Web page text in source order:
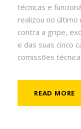
técnicas e
realizou no último
contra a gripe,
e das suas cinco
comissões
READ MORE